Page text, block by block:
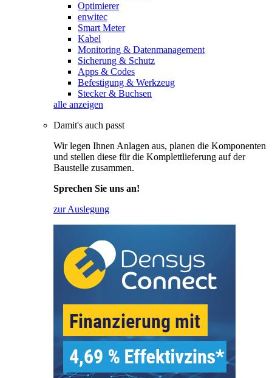
Optimierer
enwitec
Smart Meter
Kabel
Monitoring & Datenmanagement
Sicherung & Schutz
Apps & Codes
Befestigung & Werkzeug
Stecker & Buchsen
alle anzeigen
Damit's auch passt
Wir legen Ihnen Anlagen aus, planen die Komponenten
und stellen diese für die Komplettlieferung auf der
Baustelle zusammen.
Sprechen Sie uns an!
zur Auslegung